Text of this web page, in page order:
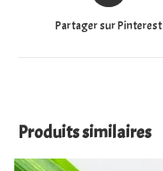
Partager sur Pinterest
Produits similaires